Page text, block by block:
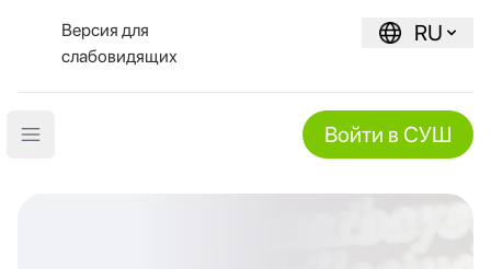
Версия для
слабовидящих
RU
Open main menu Войти в СУШ